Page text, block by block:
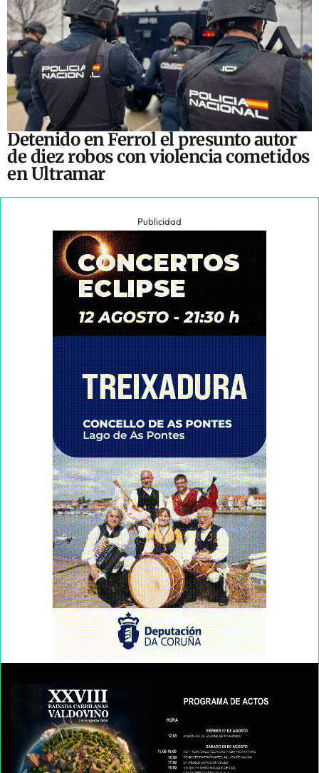
Detenido en Ferrol el presunto autor
de diez robos con violencia cometidos
en Ultramar
Publicidad